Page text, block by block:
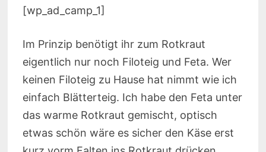
[wp_ad_camp_1]
Im Prinzip benötigt ihr zum Rotkraut
eigentlich nur noch Filoteig und Feta. Wer
keinen Filoteig zu Hause hat nimmt wie ich
einfach Blätterteig. Ich habe den Feta unter
das warme Rotkraut gemischt, optisch
etwas schön wäre es sicher den Käse erst